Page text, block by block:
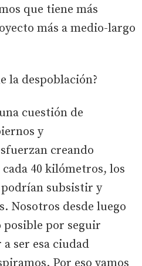
que tiene más
más a medio-largo
la despoblación?
cuestión de
y
creando
40 kilómetros, los
subsistir y
Nosotros desde luego
posible por seguir
ser esa ciudad